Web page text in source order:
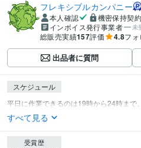
フレキシブルカンパニー
本人確認
機密保持契
インボイス発行事業者
未
総販売実績157評価 4.8フ
出品者に質問
スケジュール
平日に作業できるのは19時から24時まで
すべて見る
受賞歴